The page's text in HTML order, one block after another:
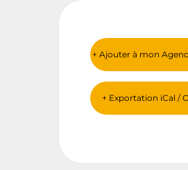
+ Ajouter à mon
+ Exportation iCal /